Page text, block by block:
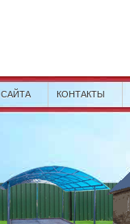
САЙТА КОНТАКТЫ